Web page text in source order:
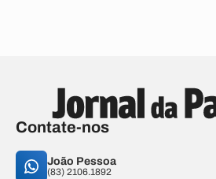
Contate-nos
João Pessoa
(83) 2106.1892